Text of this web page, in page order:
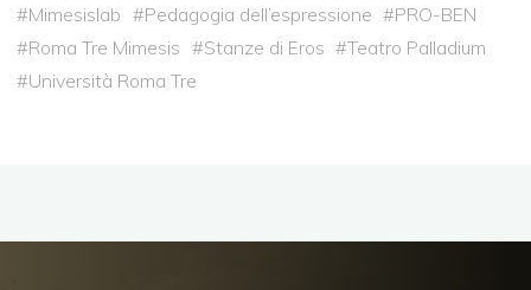
#Mimesislab #Pedagogia dell’espressione #PRO-BEN
#Roma Tre Mimesis #Stanze di Eros #Teatro Palladium
#Università Roma Tre